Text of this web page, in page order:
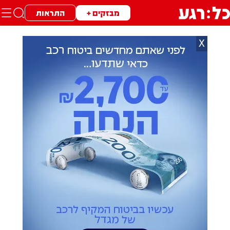
מבזקים + התראות
X